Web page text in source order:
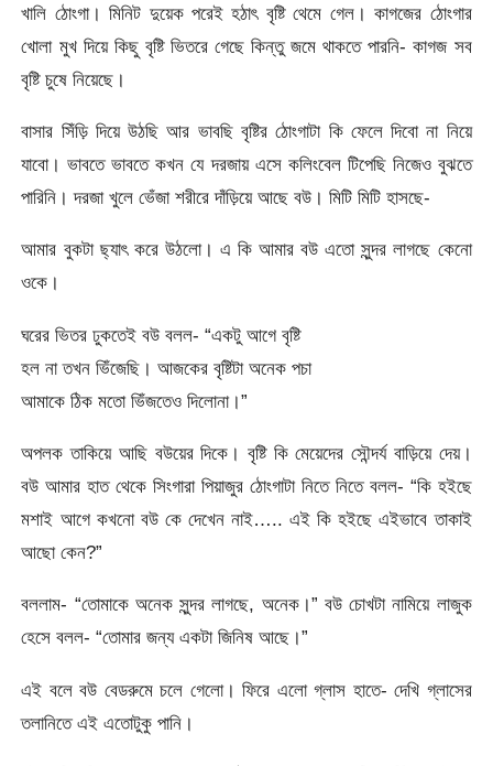
খালি ঠোংগা। মিনিট দুয়েক পরেই হঠাৎ বৃষ্টি থেমে গেল। কাগজের ঠোংগার
খোলা মুখ দিয়ে কিছু বৃষ্টি ভিতরে গেছে কিন্তু জমে থাকতে পারনি- কাগজ সব
বৃষ্টি চুষে নিয়েছে।
বাসার সিঁড়ি দিয়ে উঠছি আর ভাবছি বৃষ্টির ঠোংগাটা কি ফেলে দিবো না নিয়ে
যাবো। ভাবতে ভাবতে কখন যে দরজায় এসে কলিংবেল টিপেছি নিজেও বুঝতে
পারিনি। দরজা খুলে ভেঁজা শরীরে দাঁড়িয়ে আছে বউ। মিটি মিটি হাসছে-
আমার বুকটা ছ্যাৎ করে উঠলো। এ কি আমার বউ এতো সুন্দর লাগছে কেনো
ওকে।
ঘরের ভিতর ঢুকতেই বউ বলল- “একটু আগে বৃষ্টি
হল না তখন ভিঁজেছি। আজকের বৃষ্টিটা অনেক পচা
আমাকে ঠিক মতো ভিঁজতেও দিলোনা।”
অপলক তাকিয়ে আছি বউয়ের দিকে। বৃষ্টি কি মেয়েদের সৌন্দর্য বাড়িয়ে দেয়।
বউ আমার হাত থেকে সিংগারা পিয়াজুর ঠোংগাটা নিতে নিতে বলল- “কি হইছে
মশাই আগে কখনো বউ কে দেখেন নাই….. এই কি হইছে এইভাবে তাকাই
আছো কেন?”
বললাম- “তোমাকে অনেক সুন্দর লাগছে, অনেক।” বউ চোখটা নামিয়ে লাজুক
হেসে বলল- “তোমার জন্য একটা জিনিষ আছে।”
এই বলে বউ বেডরুমে চলে গেলো। ফিরে এলো গ্লাস হাতে- দেখি গ্লাসের
তলানিতে এই এতোটুকু পানি।